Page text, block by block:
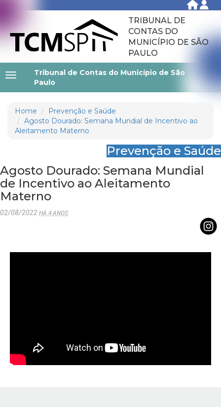
TRIBUNAL DE
CONTAS DO
MUNICÍPIO DE SÃO
PAULO
Tribunal de Contas do Município de São
Paulo
Home
Prevenção e Saúde
Agosto Dourado: Semana Mundial de Incentivo ao
Aleitamento Materno
Prevenção e Saúde
Agosto Dourado: Semana Mundial
de Incentivo ao Aleitamento
Materno
02/08/2022 HÁ 4 ANOS